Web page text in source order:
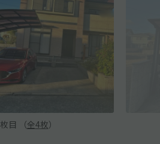
枚目 （全4枚）